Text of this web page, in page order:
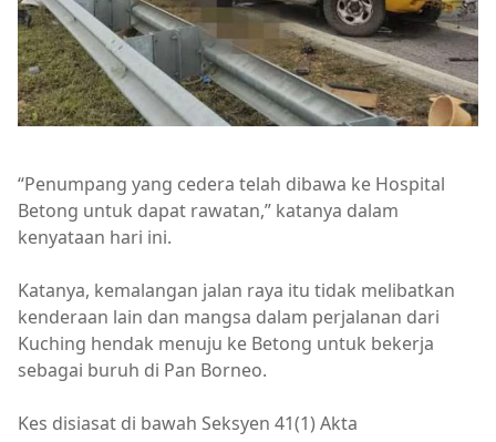
“Penumpang yang cedera telah dibawa ke Hospital
Betong untuk dapat rawatan,” katanya dalam
kenyataan hari ini.
Katanya, kemalangan jalan raya itu tidak melibatkan
kenderaan lain dan mangsa dalam perjalanan dari
Kuching hendak menuju ke Betong untuk bekerja
sebagai buruh di Pan Borneo.
Kes disiasat di bawah Seksyen 41(1) Akta